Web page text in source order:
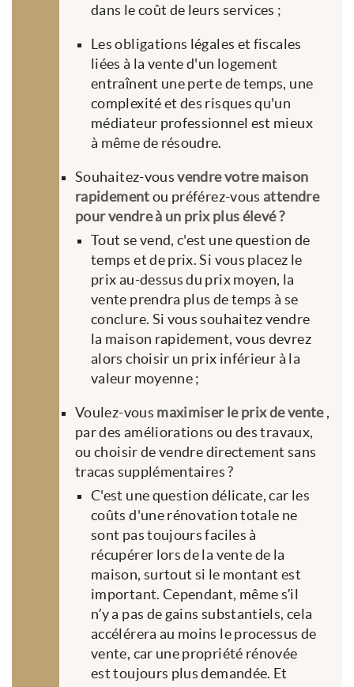
dans le coût de leurs services ;
Les obligations légales et fiscales
liées à la vente d'un logement
entraînent une perte de temps, une
complexité et des risques qu'un
médiateur professionnel est mieux
à même de résoudre.
Souhaitez-vousvendre votre maison
rapidement ou préférez-vous attendre
pour vendre à un prix plus élevé ?
Tout se vend, c'est une question de
temps et de prix. Si vous placez le
prix au-dessus du prix moyen, la
vente prendra plus de temps à se
conclure. Si vous souhaitez vendre
la maison rapidement, vous devrez
alors choisir un prix inférieur à la
valeur moyenne ;
Voulez-vous maximiser le prix de vente,
par des améliorations ou des travaux,
ou choisir de vendre directement sans
tracas supplémentaires ?
C'est une question délicate, car les
coûts d'une rénovation totale ne
sont pas toujours faciles à
récupérer lors de la vente de la
maison, surtout si le montant est
important. Cependant, même s’il
n’y a pas de gains substantiels, cela
accélérera au moins le processus de
vente, car une propriété rénovée
est toujours plus demandée. Et